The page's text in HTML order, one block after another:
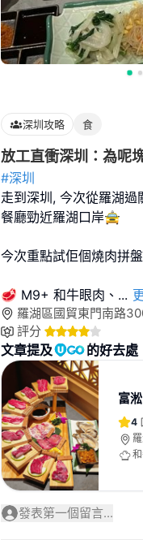
深圳攻略 食
放工直衝深圳：為呢
#深圳
走到深圳, 今次從羅湖
餐廳勁近羅湖口岸🚖
今次重點試佢個燒肉拼
🥩 M9+ 和牛眼肉、 ...
羅湖區國貿東門南路
評分
文章提及 的好去處
富
4
發表第一個留言...